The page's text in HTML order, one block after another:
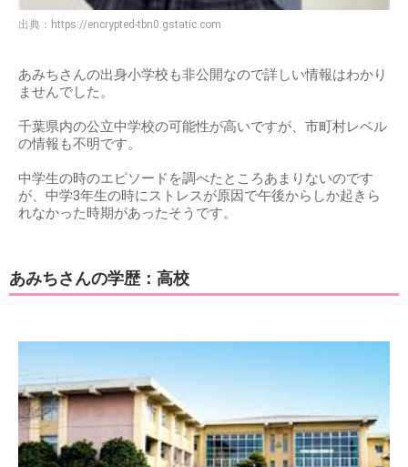
出典： https://encrypted-tbn0.gstatic.com
あみちさんの出身小学校も非公開なので詳しい情報はわかり
ませんでした。
千葉県内の公立中学校の可能性が高いですが、市町村レベル
の情報も不明です。
中学生の時のエピソードを調べたところあまりないのです
が、中学3年生の時にストレスが原因で午後からしか起きら
れなかった時期があったそうです。
あみちさんの学歴：高校